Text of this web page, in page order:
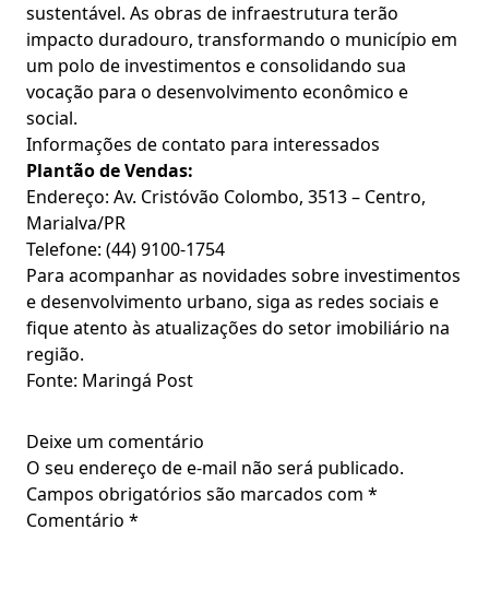
sustentável. As obras de infraestrutura terão
impacto duradouro, transformando o município em
um polo de investimentos e consolidando sua
vocação para o desenvolvimento econômico e
social.
Informações de contato para interessados
Plantão de Vendas:
Endereço: Av. Cristóvão Colombo, 3513 – Centro,
Marialva/PR
Telefone: (44) 9100-1754
Para acompanhar as novidades sobre investimentos
e desenvolvimento urbano, siga as redes sociais e
fique atento às atualizações do setor imobiliário na
região.
Fonte: Maringá Post
Deixe um comentário
O seu endereço de e-mail não será publicado.
Campos obrigatórios são marcados com *
Comentário *